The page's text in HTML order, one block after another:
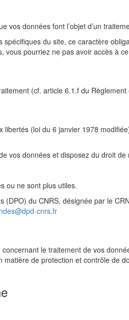
vos données font l’objet d’un
du site, ce caractère
pourriez ne pas avoir accès à
(cf. article 6.1.f du
(loi du 6 janvier 1978
vos données et disposez du droit
ou ne sont plus utiles.
du CNRS, désignée par le
cnrs.fr
le traitement de vos
de protection et contrôle de